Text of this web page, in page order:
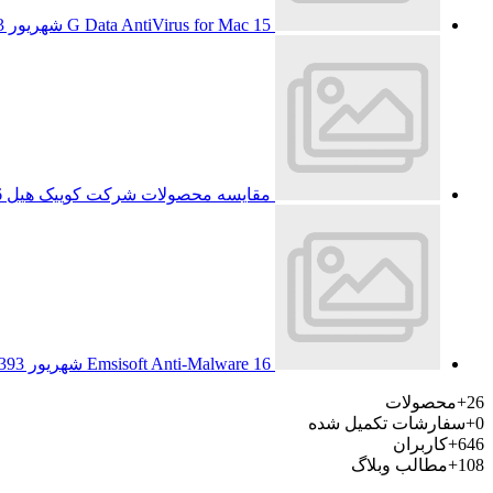
G Data AntiVirus for Mac 15 شهریور 1393
مقایسه محصولات شرکت کوییک هیل 6
Emsisoft Anti-Malware 16 شهریور 1393
26+
محصولات
0+ سفارشات تکمیل شده
646+ کاربران
108+
مطالب وبلاگ